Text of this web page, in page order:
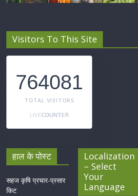
Visitors To This Site
764081
TOTAL VISITORS
हाल के पोस्ट
सहज कृषि प्रचार-प्रसार
किट
Localization
– Select
Your
Language